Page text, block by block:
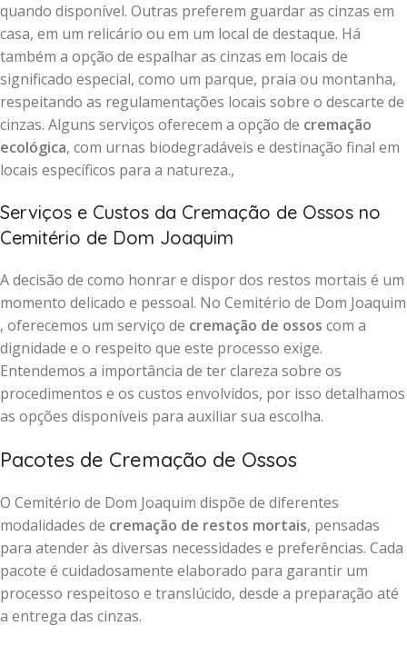
quando disponível. Outras preferem guardar as cinzas em
casa, em um relicário ou em um local de destaque. Há
também a opção de espalhar as cinzas em locais de
significado especial, como um parque, praia ou montanha,
respeitando as regulamentações locais sobre o descarte de
cinzas. Alguns serviços oferecem a opção de cremação
ecológica, com urnas biodegradáveis e destinação final em
locais específicos para a natureza.,
Serviços e Custos da Cremação de Ossos no
Cemitério de Dom Joaquim
A decisão de como honrar e dispor dos restos mortais é um
momento delicado e pessoal. No Cemitério de Dom Joaquim
, oferecemos um serviço de cremação de ossos com a
dignidade e o respeito que este processo exige.
Entendemos a importância de ter clareza sobre os
procedimentos e os custos envolvidos, por isso detalhamos
as opções disponíveis para auxiliar sua escolha.
Pacotes de Cremação de Ossos
O Cemitério de Dom Joaquim dispõe de diferentes
modalidades de cremação de restos mortais, pensadas
para atender às diversas necessidades e preferências. Cada
pacote é cuidadosamente elaborado para garantir um
processo respeitoso e translúcido, desde a preparação até
a entrega das cinzas.